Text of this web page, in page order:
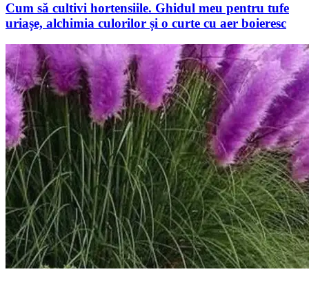
Cum să cultivi hortensiile. Ghidul meu pentru tufe
uriașe, alchimia culorilor și o curte cu aer boieresc